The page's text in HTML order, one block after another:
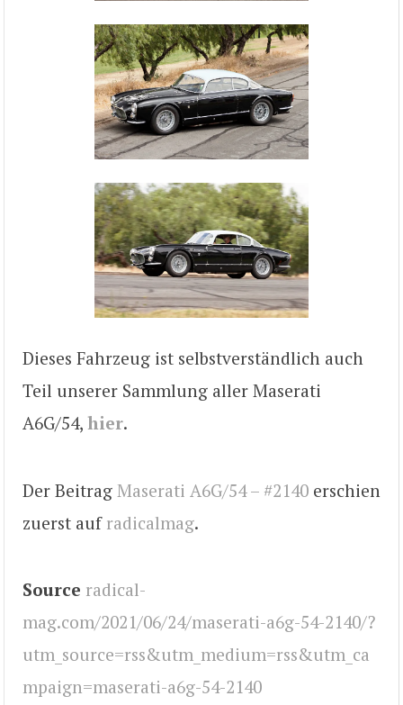
Dieses Fahrzeug ist selbstverständlich auch
Teil unserer Sammlung aller Maserati
A6G/54, hier.
Der Beitrag Maserati A6G/54 – #2140 erschien
zuerst auf radicalmag.
Source radical-
mag.com/2021/06/24/maserati-a6g-54-2140/?
utm_source=rss&utm_medium=rss&utm_ca
mpaign=maserati-a6g-54-2140